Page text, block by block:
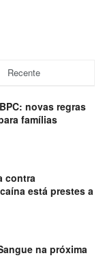
Recente
novas regras
famílias
contra
está prestes a
na próxima